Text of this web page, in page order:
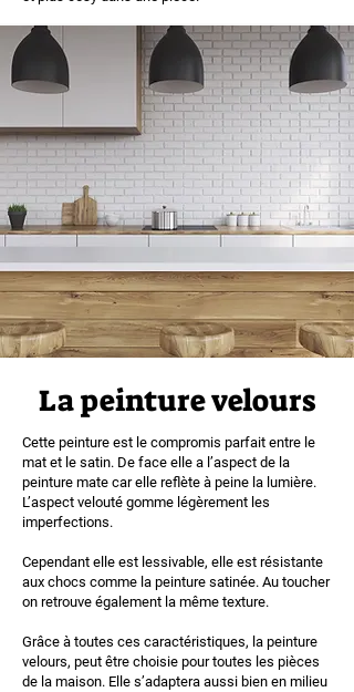
La peinture velours
Cette peinture est le compromis parfait entre le
mat et le satin. De face elle a l’aspect de la
peinture mate car elle reflète à peine la lumière.
L’aspect velouté gomme légèrement les
imperfections.
Cependant elle est lessivable, elle est résistante
aux chocs comme la peinture satinée. Au toucher
on retrouve également la même texture.
Grâce à toutes ces caractéristiques, la peinture
velours, peut être choisie pour toutes les pièces
de la maison. Elle s’adaptera aussi bien en milieu